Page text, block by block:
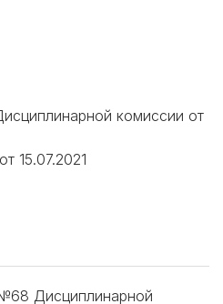
комиссии от
15.07.2021
Дисциплинарной